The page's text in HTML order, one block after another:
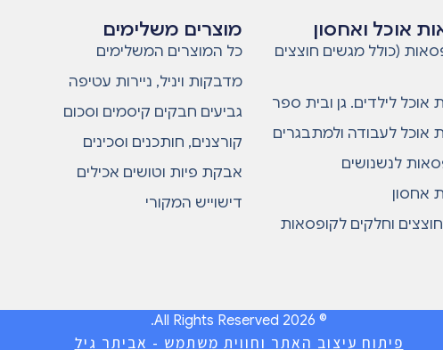
אוכל ואחסון
(כולל מגשים חוצצים
אוכל לילדים. גן ובית ספר
אוכל לעבודה ולמתבגרים
לנשנושים
אחסון
וחלקים לקופסאות
מוצרים משלימים
כל המוצרים המשלימים
מדבקות ויניל, ניירות עטיפה
גביעים חבקים קיסמים וסכום
קורצנים, חותכנים וסכינים
אבקת פיות וטושים אכילים
דישוייש המקורי
© 2026 All Rights Reserved.
פיתוח עיצוב האתר וחווית משתמש - אביתר גיל